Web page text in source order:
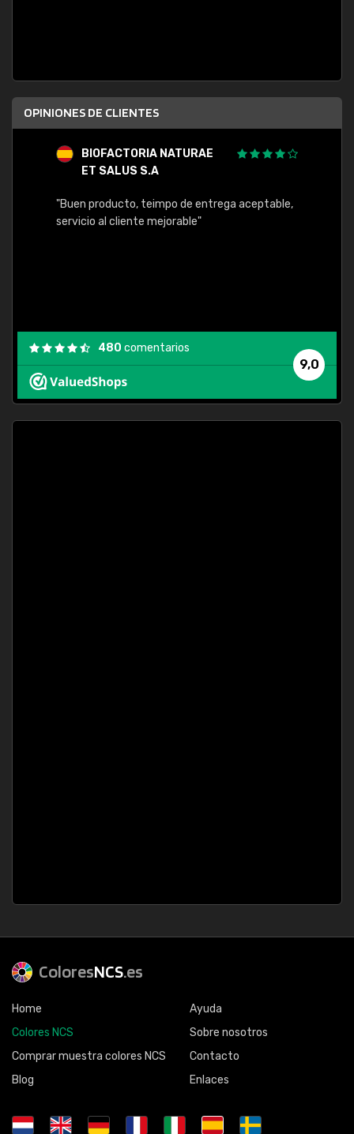
OPINIONES DE CLIENTES
BIOFACTORIA NATURAE
ET SALUS S.A
"Buen producto, teimpo de entrega aceptable,
servicio al cliente mejorable"
9,0
480 comentarios
ColoresNCS.es
Home
Colores NCS
Comprar muestra colores NCS
Blog
Ayuda
Sobre nosotros
Contacto
Enlaces